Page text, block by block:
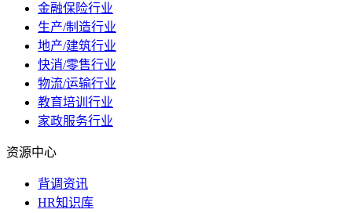
金融保险行业
生产/制造行业
地产/建筑行业
快消/零售行业
物流/运输行业
教育培训行业
家政服务行业
资源中心
背调资讯
HR知识库